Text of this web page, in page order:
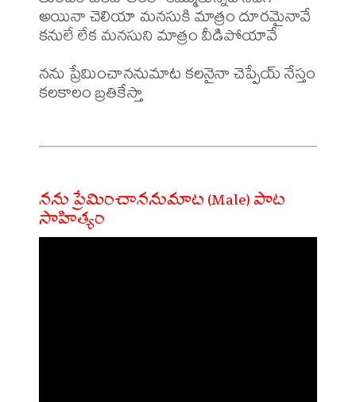
అయినా చెలియా మనసుకి మాత్రం దూరమైనావే
కనులే లేక మనసుని మాత్రం వీడిపోయావే
నను ప్రేమించాననుమాట కలనైనా చెప్పేయ్ నేస్తం
కలకాలం బ్రతికేస్తా
నను ప్రేమించాననుమాట (Male) పాట
సాహిత్యం